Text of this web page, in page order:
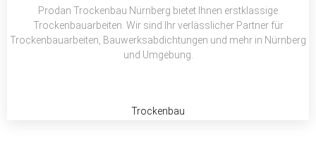
Prodan Trockenbau Nürnberg bietet Ihnen erstklassige
Trockenbauarbeiten. Wir sind Ihr verlässlicher Partner für
Trockenbauarbeiten, Bauwerksabdichtungen und mehr in Nürnberg
und Umgebung.
Trockenbau